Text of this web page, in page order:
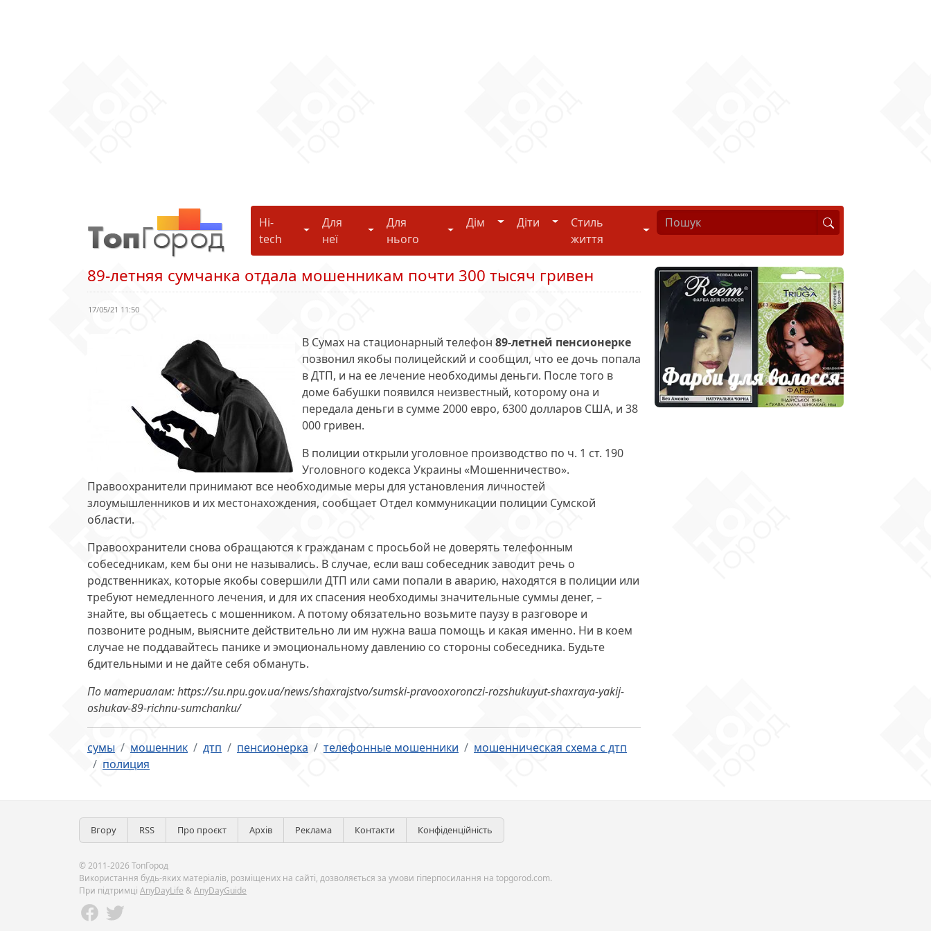
Hi-
tech
Hi-tech
Для
неї
Для неї
Для
нього
Для нього
Дім Дім Діти ДітиСтиль
життя
Стиль життя
89-летняя сумчанка отдала мошенникам почти 300 тысяч гривен
17/05/21 11:50
В Сумах на стационарный телефон 89-летней пенсионерке
позвонил якобы полицейский и сообщил, что ее дочь попала
в ДТП, и на ее лечение необходимы деньги. После того в
доме бабушки появился неизвестный, которому она и
передала деньги в сумме 2000 евро, 6300 долларов США, и 38
000 гривен.
В полиции открыли уголовное производство по ч. 1 ст. 190
Уголовного кодекса Украины «Мошенничество».
Правоохранители принимают все необходимые меры для установления личностей
злоумышленников и их местонахождения, сообщает Отдел коммуникации полиции Сумской
области.
Правоохранители снова обращаются к гражданам с просьбой не доверять телефонным
собеседникам, кем бы они не назывались. В случае, если ваш собеседник заводит речь о
родственниках, которые якобы совершили ДТП или сами попали в аварию, находятся в полиции или
требуют немедленного лечения, и для их спасения необходимы значительные суммы денег, –
знайте, вы общаетесь с мошенником. А потому обязательно возьмите паузу в разговоре и
позвоните родным, выясните действительно ли им нужна ваша помощь и какая именно. Ни в коем
случае не поддавайтесь панике и эмоциональному давлению со стороны собеседника. Будьте
бдительными и не дайте себя обмануть.
По материалам: https://su.npu.gov.ua/news/shaxrajstvo/sumski-pravooxoronczi-rozshukuyut-shaxraya-yakij-
oshukav-89-richnu-sumchanku/
сумы мошенник дтп пенсионерка телефонные мошенники
мошенническая схема с дтп
полиция
Вгору RSS Про проєкт Архів Реклама Контакти Конфіденційність
© 2011-2026 ТопГород
Використання будь-яких матеріалів, розміщених на сайті, дозволяється за умови гіперпосилання на topgorod.com.
При підтримці AnyDayLife &AnyDayGuide